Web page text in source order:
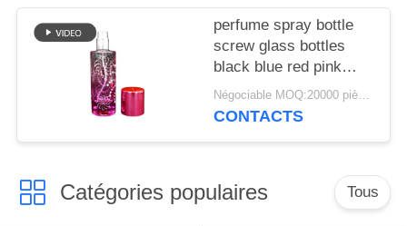
DU
SITE
PRIVACY
POLICY
perfume spray bottle
screw glass bottles
black blue red pink
green cap plastic and
metal
Négociable MOQ:20000 pièces
CONTACTS
Catégories populaires Tous